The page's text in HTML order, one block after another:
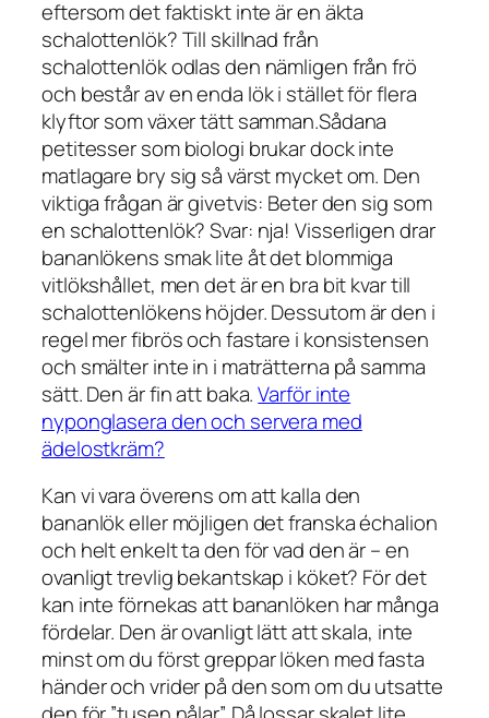
eftersom det faktiskt inte är en äkta
schalottenlök? Till skillnad från
schalottenlök odlas den nämligen från frö
och består av en enda lök i stället för flera
klyftor som växer tätt samman.Sådana
petitesser som biologi brukar dock inte
matlagare bry sig så värst mycket om. Den
viktiga frågan är givetvis: Beter den sig som
en schalottenlök? Svar: nja! Visserligen drar
bananlökens smak lite åt det blommiga
vitlökshållet, men det är en bra bit kvar till
schalottenlökens höjder. Dessutom är den i
regel mer fibrös och fastare i konsistensen
och smälter inte in i maträtterna på samma
sätt. Den är fin att baka.Varför inte
nyponglasera den och servera med
ädelostkräm?
Kan vi vara överens om att kalla den
bananlök eller möjligen det franska échalion
och helt enkelt ta den för vad den är – en
ovanligt trevlig bekantskap i köket? För det
kan inte förnekas att bananlöken har många
fördelar. Den är ovanligt lätt att skala, inte
minst om du först greppar löken med fasta
händer och vrider på den som om du utsatte